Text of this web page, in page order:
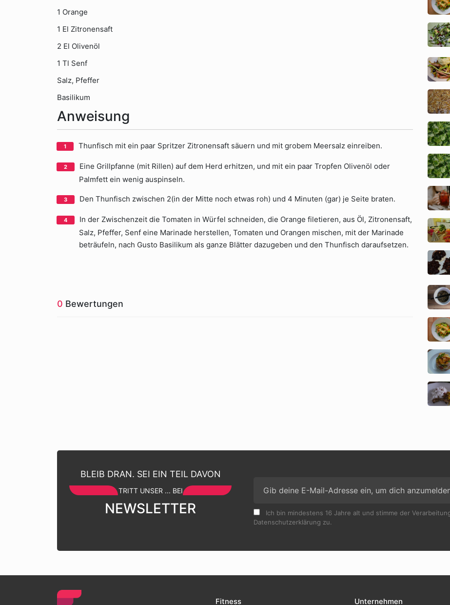
1 Orange
1 El Zitronensaft
2 El Olivenöl
1 Tl Senf
Salz, Pfeffer
Basilikum
Anweisung
Thunfisch mit ein paar Spritzer Zitronensaft säuern und mit grobem Meersalz einreiben.
Eine Grillpfanne (mit Rillen) auf dem Herd erhitzen, und mit ein paar Tropfen Olivenöl oder
Palmfett ein wenig auspinseln.
Den Thunfisch zwischen 2(in der Mitte noch etwas roh) und 4 Minuten (gar) je Seite braten.
In der Zwischenzeit die Tomaten in Würfel schneiden, die Orange filetieren, aus Öl, Zitronensaft,
Salz, Pfeffer, Senf eine Marinade herstellen, Tomaten und Orangen mischen, mit der Marinade
beträufeln, nach Gusto Basilikum als ganze Blätter dazugeben und den Thunfisch daraufsetzen.
0 Bewertungen
BLEIB DRAN. SEI EIN TEIL DAVON
TRITT UNSER ... BEI
NEWSLETTER
Ich bin mindestens 16 Jahre alt und stimme der
Datenschutzerklärung zu.
Fitness Unternehmen